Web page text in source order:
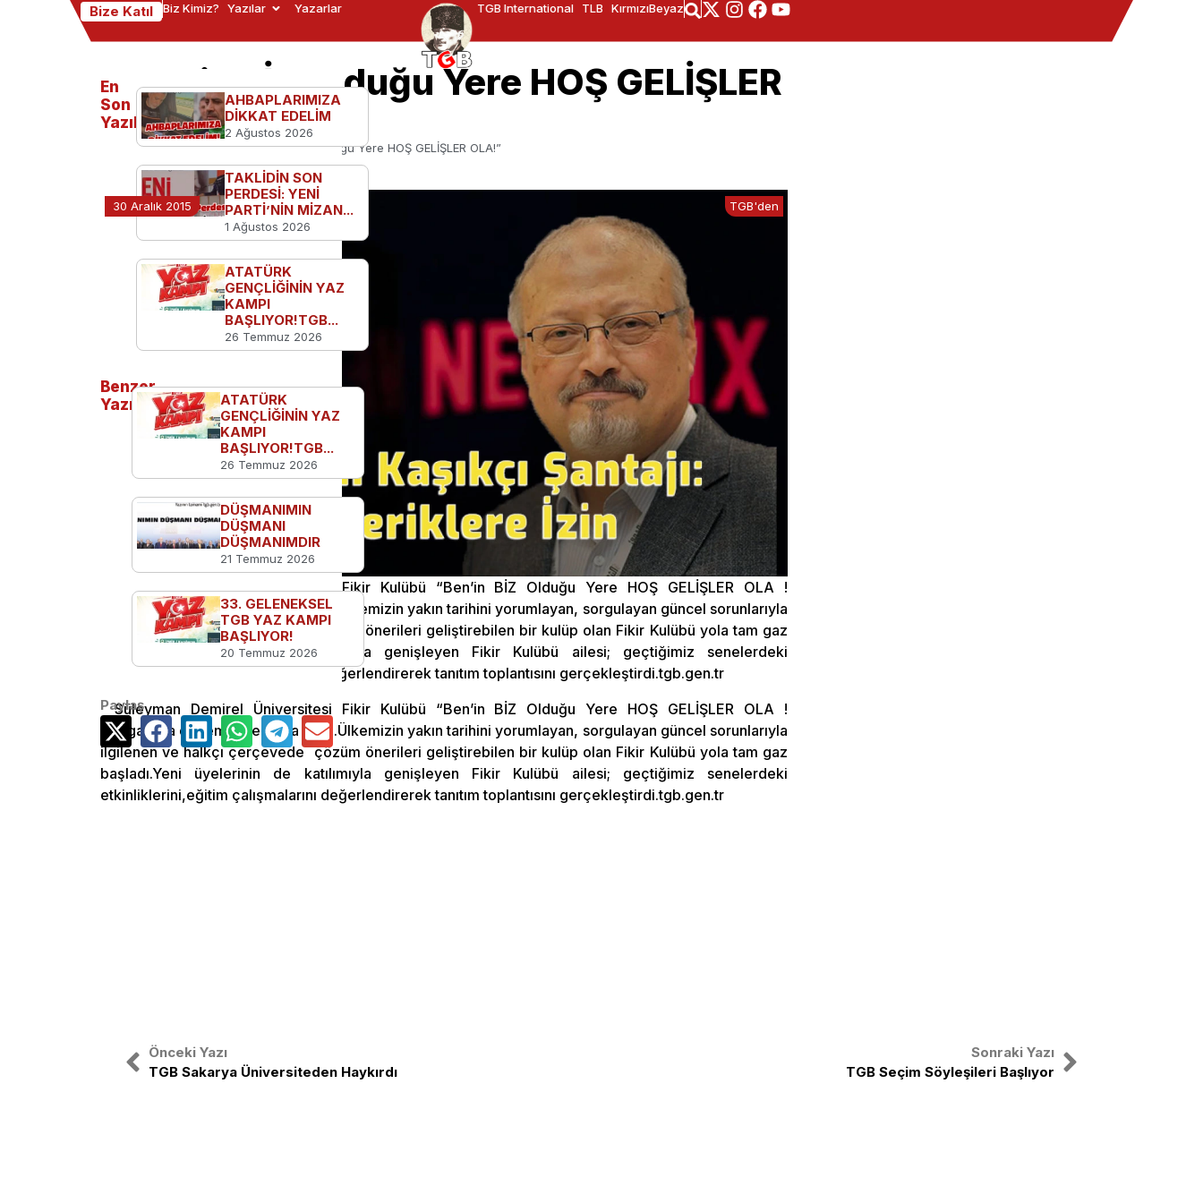
Bize Katıl Biz Kimiz? Yazılar Yazarlar TGB International TLB KırmızıBeyaz
"Ben'in BİZ Olduğu Yere HOŞ GELİŞLER
OLA!”
Ana Sayfa TGB'den "Ben'in BİZ Olduğu Yere HOŞ GELİŞLER OLA!”
30 Aralık 2015 TGB'den
Süleyman Demirel Üniversitesi Fikir Kulübü “Ben’in BİZ Olduğu Yere HOŞ GELİŞLER OLA !
“sloganıyla döneme merhaba dedi.Ülkemizin yakın tarihini yorumlayan, sorgulayan güncel sorunlarıyla
ilgilenen ve halkçı çerçevede çözüm önerileri geliştirebilen bir kulüp olan Fikir Kulübü yola tam gaz
başladı.Yeni üyelerinin de katılımıyla genişleyen Fikir Kulübü ailesi; geçtiğimiz senelerdeki
etkinliklerini,eğitim çalışmalarını değerlendirerek tanıtım toplantısını gerçekleştirdi.tgb.gen.tr
Süleyman Demirel Üniversitesi Fikir Kulübü “Ben’in BİZ Olduğu Yere HOŞ GELİŞLER OLA !
“sloganıyla döneme merhaba dedi.Ülkemizin yakın tarihini yorumlayan, sorgulayan güncel sorunlarıyla
ilgilenen ve halkçı çerçevede çözüm önerileri geliştirebilen bir kulüp olan Fikir Kulübü yola tam gaz
başladı.Yeni üyelerinin de katılımıyla genişleyen Fikir Kulübü ailesi; geçtiğimiz senelerdeki
etkinliklerini,eğitim çalışmalarını değerlendirerek tanıtım toplantısını gerçekleştirdi.tgb.gen.tr
En
Son
Yazılanlar
AHBAPLARIMIZA
DİKKAT EDELİM
2 Ağustos 2026
TAKLİDİN SON
PERDESİ: YENİ
PARTİ’NİN MİZAN...
1 Ağustos 2026
ATATÜRK
GENÇLİĞİNİN YAZ
KAMPI
BAŞLIYOR!TGB...
26 Temmuz 2026
Benzer
Yazılar
ATATÜRK
GENÇLİĞİNİN YAZ
KAMPI
BAŞLIYOR!TGB...
26 Temmuz 2026
DÜŞMANIMIN
DÜŞMANI
DÜŞMANIMDIR
21 Temmuz 2026
33. GELENEKSEL
TGB YAZ KAMPI
BAŞLIYOR!
20 Temmuz 2026
Paylaş
Önceki Yazı
TGB Sakarya Üniversiteden Haykırdı
Sonraki Yazı
TGB Seçim Söyleşileri Başlıyor